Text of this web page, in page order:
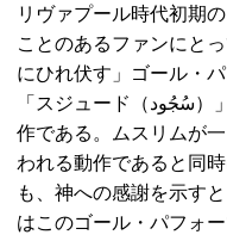
リヴァプール時代初期
ことのあるファンにと
にひれ伏す」ゴール・
「スジュード（سُجُود）
作である。ムスリムが
われる動作であると同
も、神への感謝を示す
はこのゴール・パフォ